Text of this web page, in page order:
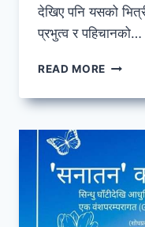
देखिए पनि यसको
प्रभुत्व र पहिचानको…
READ MORE नेपालको
भविष्य